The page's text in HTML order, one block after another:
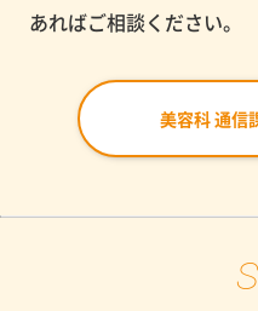
あればご相談ください。
美容科 通信